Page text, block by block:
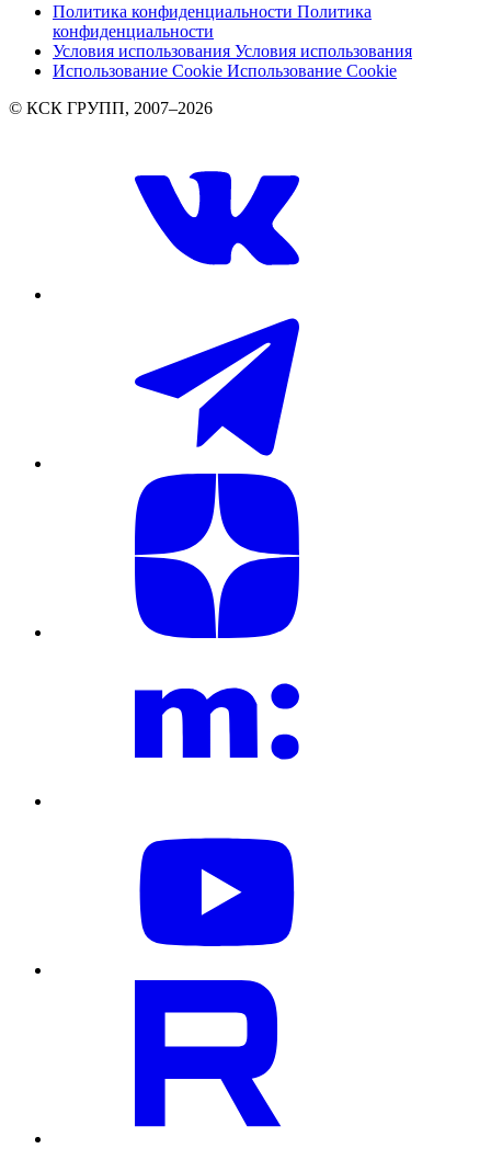
Политика конфиденциальности Политика
конфиденциальности
Условия использования Условия использования
Использование Cookie Использование Cookie
© КСК ГРУПП, 2007–2026